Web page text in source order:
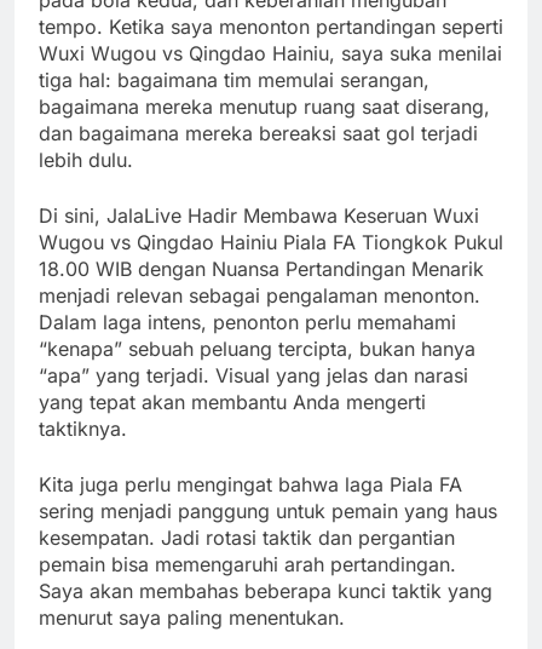
tempo. Ketika saya menonton pertandingan seperti
Wuxi Wugou vs Qingdao Hainiu, saya suka menilai
tiga hal: bagaimana tim memulai serangan,
bagaimana mereka menutup ruang saat diserang,
dan bagaimana mereka bereaksi saat gol terjadi
lebih dulu.
Di sini, JalaLive Hadir Membawa Keseruan Wuxi
Wugou vs Qingdao Hainiu Piala FA Tiongkok Pukul
18.00 WIB dengan Nuansa Pertandingan Menarik
menjadi relevan sebagai pengalaman menonton.
Dalam laga intens, penonton perlu memahami
“kenapa” sebuah peluang tercipta, bukan hanya
“apa” yang terjadi. Visual yang jelas dan narasi
yang tepat akan membantu Anda mengerti
taktiknya.
Kita juga perlu mengingat bahwa laga Piala FA
sering menjadi panggung untuk pemain yang haus
kesempatan. Jadi rotasi taktik dan pergantian
pemain bisa memengaruhi arah pertandingan.
Saya akan membahas beberapa kunci taktik yang
menurut saya paling menentukan.